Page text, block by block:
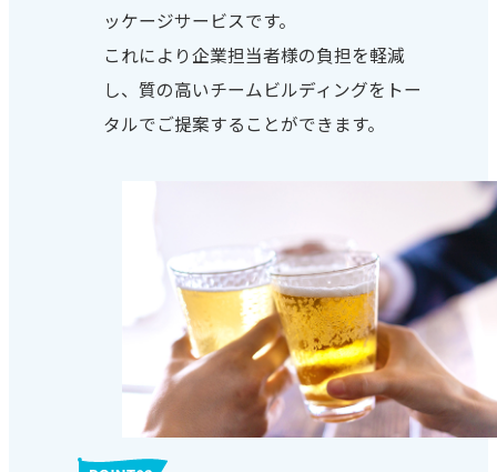
ッケージサービスです。
これにより企業担当者様の負担を軽減
し、質の高いチームビルディングをトー
タルでご提案することができます。